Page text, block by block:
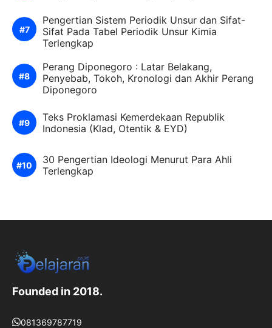
Pengertian Sistem Periodik Unsur dan Sifat-
Sifat Pada Tabel Periodik Unsur Kimia
Terlengkap
Perang Diponegoro : Latar Belakang,
Penyebab, Tokoh, Kronologi dan Akhir Perang
Diponegoro
Teks Proklamasi Kemerdekaan Republik
Indonesia (Klad, Otentik & EYD)
30 Pengertian Ideologi Menurut Para Ahli
Terlengkap
Founded in 2018.
081369787719